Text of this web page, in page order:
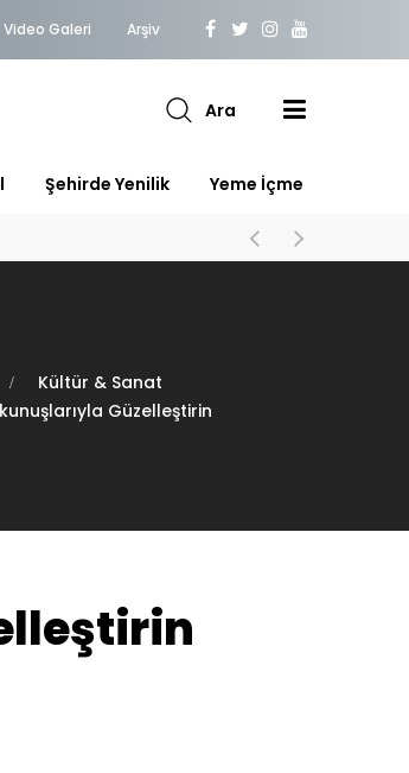
Video Galeri Arşiv
Ara
Şehirde Yenilik Yeme İçme
Kültür & Sanat
Güzelleştirin